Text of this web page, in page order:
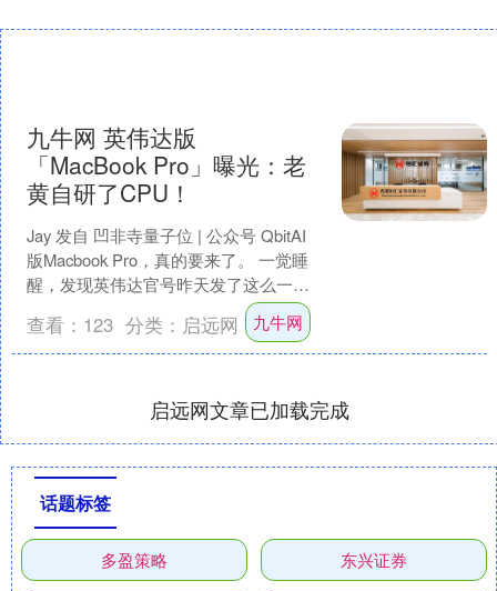
九牛网 英伟达版
「MacBook Pro」曝光：老
黄自研了CPU！
Jay 发自 凹非寺量子位 | 公众号 QbitAI
版Macbook Pro，真的要来了。 一觉睡
醒，发现英伟达官号昨天发了这么一条
查看： 123 分类： 启远网 九牛网
启远网文章已加载完成
话题标签
多盈策略 东兴证券